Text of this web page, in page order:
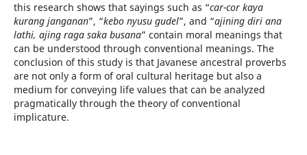
this research shows that sayings such as “car-cor kaya
kurang janganan”, “kebo nyusu gudel”, and “ajining diri ana
lathi, ajing raga saka busana” contain moral meanings that
can be understood through conventional meanings. The
conclusion of this study is that Javanese ancestral proverbs
are not only a form of oral cultural heritage but also a
medium for conveying life values that can be analyzed
pragmatically through the theory of conventional
implicature.